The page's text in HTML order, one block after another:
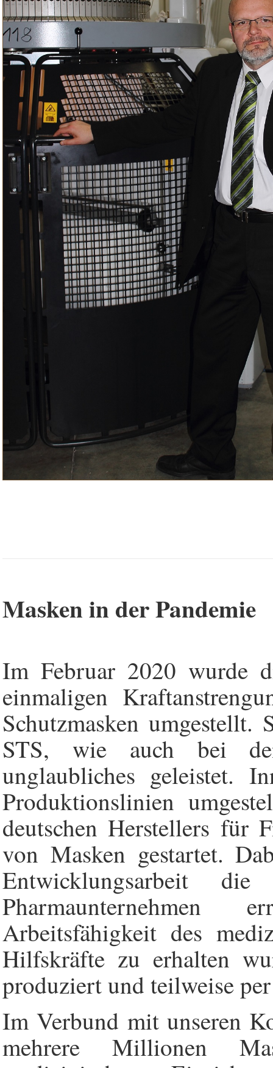
Masken in der Pandemie
Im Februar 2020 wurde
einmaligen
Schutzmasken
STS, wie auch bei
unglaubliches geleistet.
Produktionslinien
deutschen Herstellers für
von Masken gestartet.
Entwicklungsarbeit
Arbeitsfähigkeit des
Hilfskräfte zu erhalten
produziert und teilweise
Im Verbund mit unseren
mehrere Millionen